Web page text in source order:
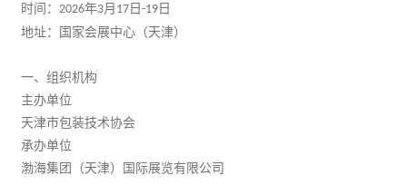
时间： 2026年3月 17 日 -19 日
地址：国家会展中心（天津）
一、组织机构
主办单位
天津市包装技术协会
承办单位
渤海集团（天津）国际展览有限公司